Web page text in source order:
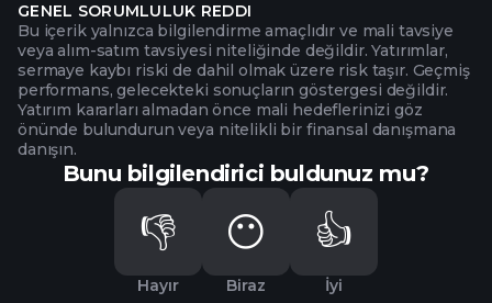
GENEL SORUMLULUK REDDI
Bu içerik yalnızca bilgilendirme amaçlıdır ve mali tavsiye
veya alım-satım tavsiyesi niteliğinde değildir. Yatırımlar,
sermaye kaybı riski de dahil olmak üzere risk taşır. Geçmiş
performans, gelecekteki sonuçların göstergesi değildir.
Yatırım kararları almadan önce mali hedeflerinizi göz
önünde bulundurun veya nitelikli bir finansal danışmana
danışın.
Bunu bilgilendirici buldunuz mu?
👎
Hayır
😶
Biraz
👍
İyi